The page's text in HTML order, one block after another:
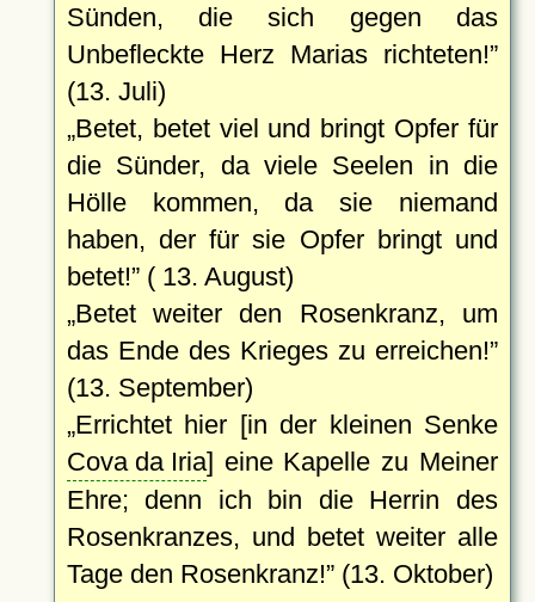
Sünden, die sich gegen das
Unbefleckte Herz Marias richteten!
(13. Juli)
Betet, betet viel und bringt Opfer für
die Sünder, da viele Seelen in die
Hölle kommen, da sie niemand
haben, der für sie Opfer bringt und
betet! ( 13. August)
Betet weiter den Rosenkranz, um
das Ende des Krieges zu erreichen!
(13. September)
Errichtet hier [in der kleinen Senke
Cova da Iria] eine Kapelle zu Meiner
Ehre; denn ich bin die Herrin des
Rosenkranzes, und betet weiter alle
Tage den Rosenkranz! (13. Oktober)